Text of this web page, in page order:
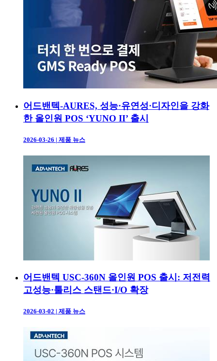
어드밴텍-AURES, 성능·유연성·디자인을 강화
한 올인원 POS ‘YUNO II’ 출시
2026-03-26 | 제품 뉴스
어드밴텍 USC-360N 올인원 POS 출시: 저전력
고성능·툴리스 스탠드·I/O 확장
2026-03-02 | 제품 뉴스